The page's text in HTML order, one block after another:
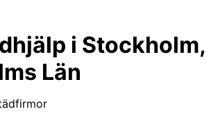
i Stockholm,
Län